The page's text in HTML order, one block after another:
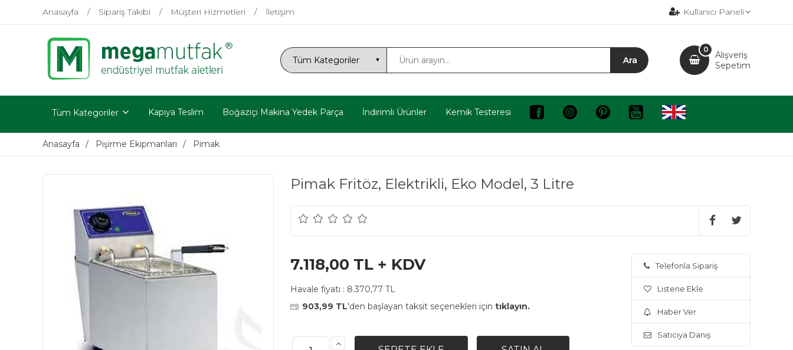
Anasayfa Sipariş Takibi Müşteri Hizmetleri İletişim Kullanıcı Paneli
Alışveriş
Sepetim
0
Tüm Kategoriler Kapıya Teslim Boğaziçi Makina Yedek Parça İndirimli Ürünler Kemik Testeresi
Anasayfa Pişirme Ekipmanları Pimak
Pimak Fritöz, Elektrikli, Eko Model, 3 Litre
7.118,00 TL + KDV
Havale fiyatı : 8.370,77 TL
903,99 TL'den başlayan taksit seçenekleri için tıklayın.
Telefonla Sipariş
Listene Ekle
Haber Ver
Satıcıya Danış